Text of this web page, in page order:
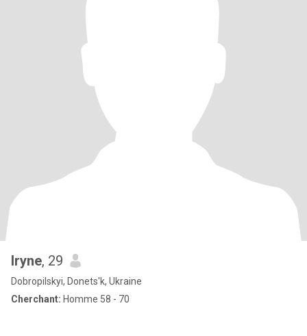
Iryne, 29
Dobropilskyi, Donets'k, Ukraine
Cherchant: Homme 58 - 70